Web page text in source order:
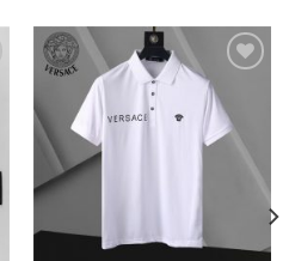
wishlist